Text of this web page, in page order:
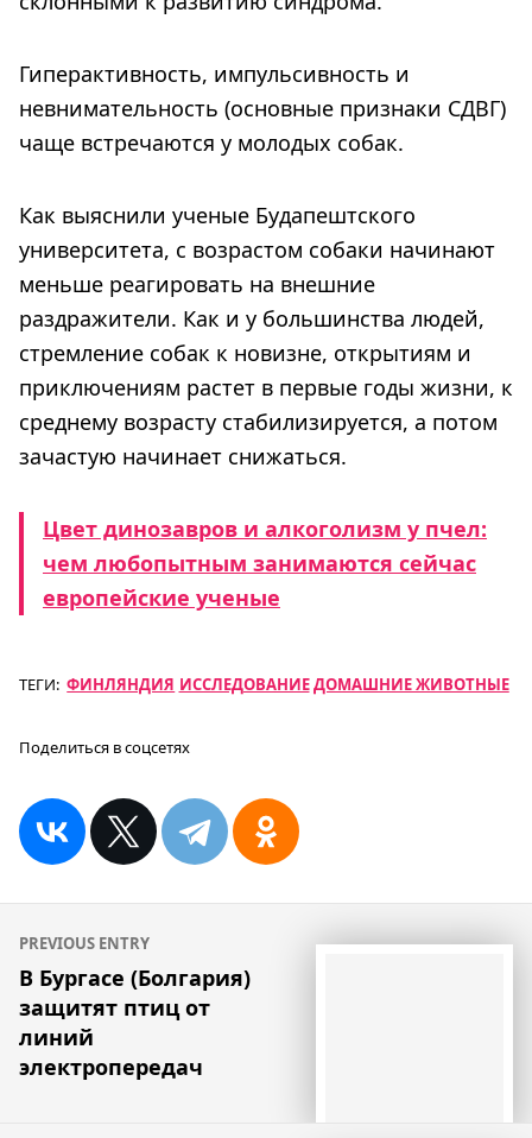
Гиперактивность, импульсивность и
невнимательность (основные признаки СДВГ)
чаще встречаются у молодых собак.
Как выяснили ученые Будапештского
университета, с возрастом собаки начинают
меньше реагировать на внешние
раздражители. Как и у большинства людей,
стремление собак к новизне, открытиям и
приключениям растет в первые годы жизни, к
среднему возрасту стабилизируется, а потом
зачастую начинает снижаться.
Цвет динозавров и алкоголизм у пчел:
чем любопытным занимаются сейчас
европейские ученые
ТЕГИ: ФИНЛЯНДИЯ ИССЛЕДОВАНИЕДОМАШНИЕ ЖИВОТНЫЕ
Поделиться в соцсетях
Навигация
по
записям
PREVIOUS ENTRY
В Бургасе (Болгария)
защитят птиц от
линий
электропередач